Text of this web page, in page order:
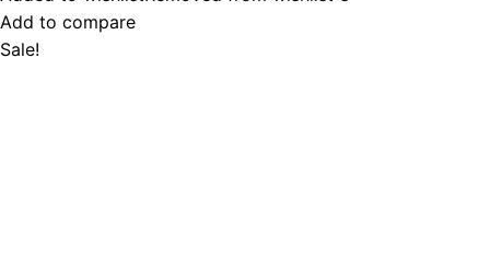
kr179,00.
Add to compare
Sale!